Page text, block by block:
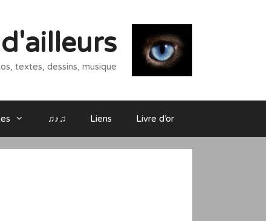
textes, dessins, musique
♫♪♫ Liens Livre d’or